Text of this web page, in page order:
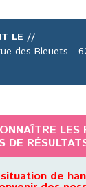
LE //
des Bleuets -
DE
de